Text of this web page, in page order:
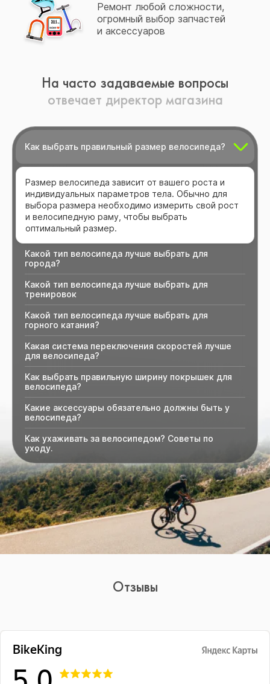
Ремонт любой сложности,
огромный выбор запчастей
и аксессуаров
На часто задаваемые вопросы
отвечает директор магазина
Как выбрать правильный размер велосипеда?
Размер велосипеда зависит от вашего роста и
индивидуальных параметров тела. Обычно для
выбора размера необходимо измерить свой рост
и велосипедную раму, чтобы выбрать
оптимальный размер.
Какой тип велосипеда лучше выбрать для
города?
Какой тип велосипеда лучше выбрать для
тренировок
Какой тип велосипеда лучше выбрать для
горного катания?
Какая система переключения скоростей лучше
для велосипеда?
Как выбрать правильную ширину покрышек для
велосипеда?
Какие аксессуары обязательно должны быть у
велосипеда?
Как ухаживать за велосипедом? Советы по
уходу.
Отзывы